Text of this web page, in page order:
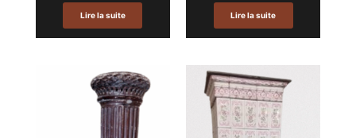
Lire la suite Lire la suite